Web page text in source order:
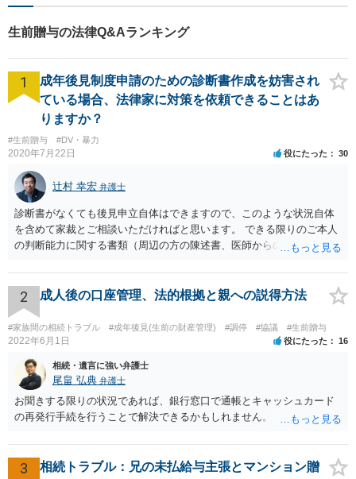
生前贈与の法律Q&Aランキング
1
成年後見制度申請のための診断書作成を妨害され
ている場合、法律家に対策を依頼できることはあ
りますか？
#生前贈与 #DV・暴力
2020年7月22日 役にたった 30
辻村 幸宏 弁護士
診断書がなくても後見申立自体はできますので、このような状況自体
を含めて家裁とご相談いただければと思います。 できる限りのご本人
の判断能力に関する書類（周辺の方の陳述書、医師からの聴取書等）
をしていただければそこから先は進むのではないかと存じます。 ま
た、Aさんの意向を酌みすぎるあまりに後見申立ができない状況にして
いる施設の問題もありますので、当該地域の地域包括支援センターに
ご相談されるのもひとつの方法です。
2 成人後の口座管理、法的根拠と親への説得方法
#家族間の相続トラブル #成年後見(生前の財産管理) #調停 #協議 #生前贈与
2022年6月1日 役にたった 16
相続・遺言に強い弁護士
尾畠 弘典 弁護士
お聞きする限りの状況であれば、銀行窓口で通帳とキャッシュカード
の再発行手続を行うことで解決できるかもしれません。
3
相続トラブル：兄の未払給与主張とマンション贈